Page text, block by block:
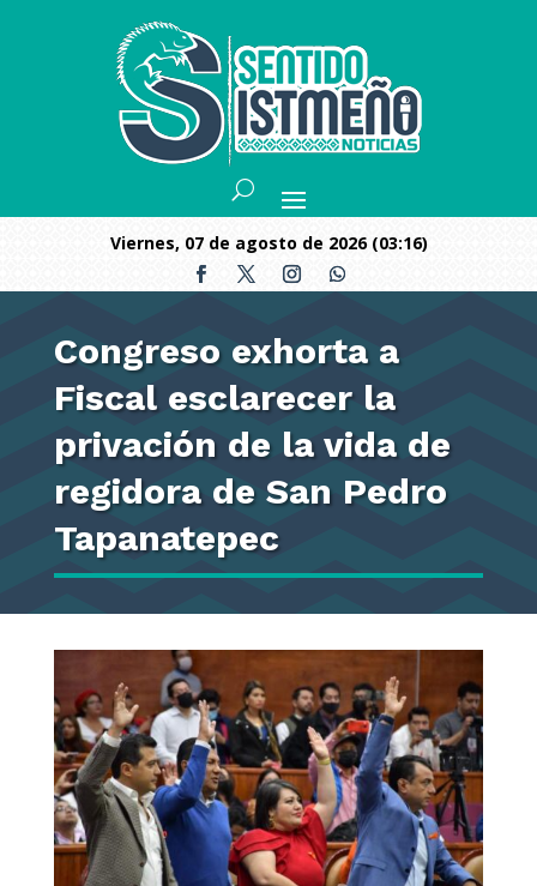
viernes, 07 de agosto de 2026 (03:16)
Congreso exhorta a
Fiscal esclarecer la
privación de la vida de
regidora de San Pedro
Tapanatepec